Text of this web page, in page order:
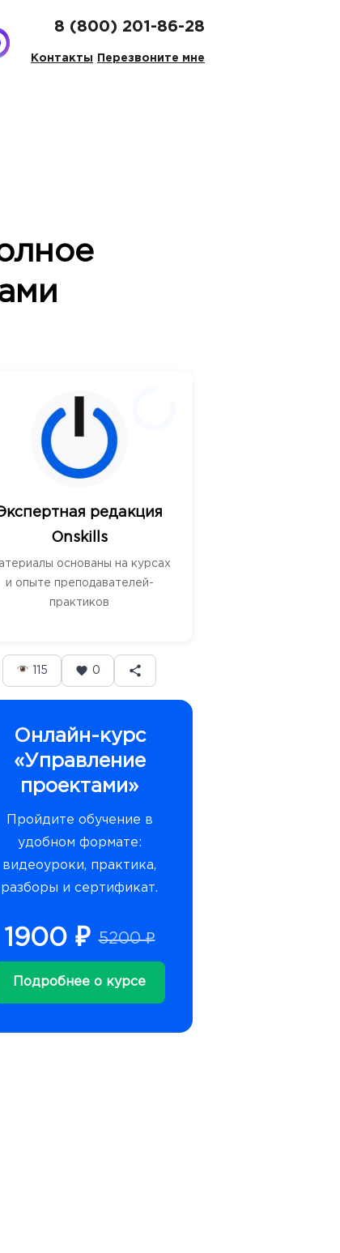
8 (800) 201-86-28
Контакты Перезвоните мне
редакция
Onskills
основаны на курсах
и опыте преподавателей-
практиков
115 0
Онлайн-курс
«Управление
проектами»
Пройдите обучение в
удобном формате:
видеоуроки, практика,
разборы и сертификат.
1900 ₽ 5200 ₽
Подробнее о курсе